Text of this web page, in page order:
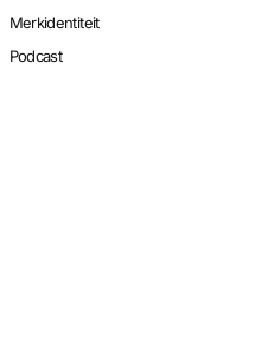
Merkidentiteit
Podcast